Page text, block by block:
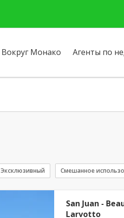
Вокруг Монако Агенты по
Эксклюзивный Смешанное
San Juan -
Larvotto